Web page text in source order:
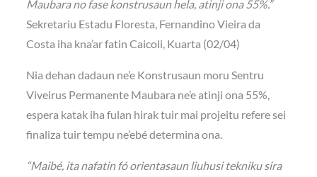
Maubara no fase konstrusaun hela, atinji ona 55%.”
Sekretariu Estadu Floresta, Fernandino Vieira da
Costa iha kna’ar fatin Caicoli, Kuarta (02/04)
Nia dehan dadaun ne’e Konstrusaun moru Sentru
Viveirus Permanente Maubara ne’e atinji ona 55%,
espera katak iha fulan hirak tuir mai projeitu refere sei
finaliza tuir tempu ne’ebé determina ona.
“Maibé, ita nafatin fó orientasaun liuhusi tekniku sira